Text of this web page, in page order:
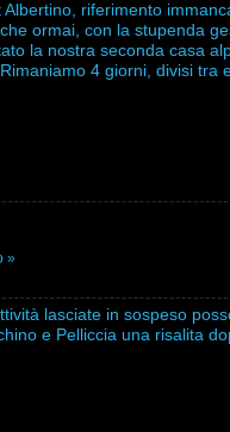
Albertino, riferimento
ormai, con la stupenda
la nostra seconda casa
Rimaniamo 4 giorni, divisi tra
»
lasciate in sospeso
e Pelliccia una risalita